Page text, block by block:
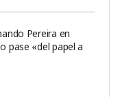
Pereira en
pase «del papel a